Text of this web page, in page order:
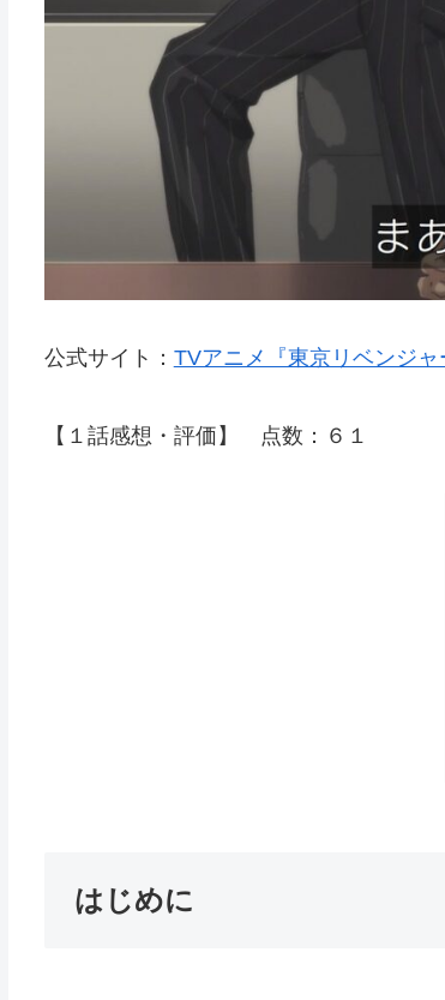
公式サイト： TVアニメ『東京リベンジ
【１話感想・評価】 点数：６１
はじめに